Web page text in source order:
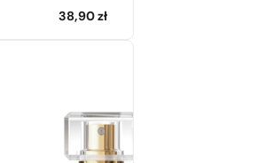
38,90zł